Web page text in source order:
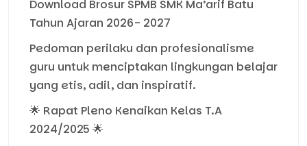
Download Brosur SPMB SMK Ma’arif Batu
Tahun Ajaran 2026- 2027
Pedoman perilaku dan profesionalisme
guru untuk menciptakan lingkungan belajar
yang etis, adil, dan inspiratif.
🌟 Rapat Pleno Kenaikan Kelas T.A
2024/2025 🌟